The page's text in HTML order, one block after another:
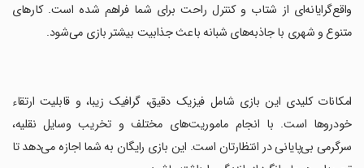
واقع‌گرایانه‌ای از شتاب و کنترل راحت برای شما فراهم شده است. کارهای
متنوع و شهری با جاذبه‌های شبانه باعث جذابیت بیشتر بازی می‌شود.
‏امکانات کلیدی این بازی شامل فیزیک دقیق، گرافیک زیبا، و قابلیت ارتقاء
خودروها است. با انجام ماموریت‌های مختلف و تخریب وسایل نقلیه،
سرگرمی بی‌پایانی در انتظارتان است. این بازی رایگان به شما اجازه می‌دهد تا